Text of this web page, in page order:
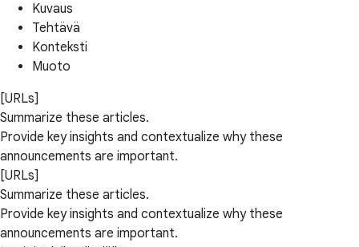
Kuvaus
Tehtävä
Konteksti
Muoto
[URLs]
Summarize these articles.
Provide key insights and contextualize why these
announcements are important.
[URLs]
Summarize these articles.
Provide key insights and contextualize why these
announcements are important.